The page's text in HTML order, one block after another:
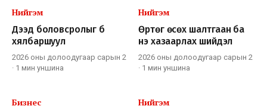
Нийгэм
Дээд боловсролыг бүү
хялбаршуул
2026 оны долоодугаар сарын 2
· 1 мин уншина
Нийгэм
Өртөг өсөх шалтгаан ба
үнэ хазаарлах шийдэл
2026 оны долоодугаар сарын 2
· 1 мин уншина
Бизнес
Нийгэм